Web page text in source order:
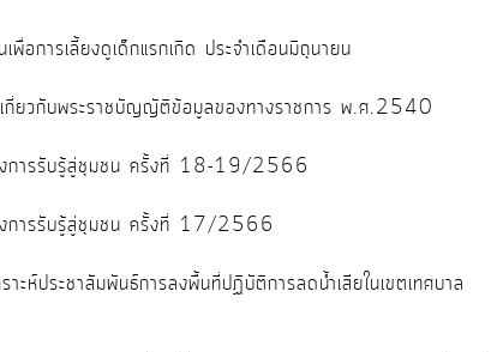
อการเลี้ยงดูเด็กแรกเกิด ประจำเดือนมิถุนายน
เกี่ยวกับพระราชบัญญัติข้อมูลของทางราชการ พ.ศ.2540
างการรับรู้สู่ชุมชน ครั้งที่ 18-19/2566
งการรับรู้สู่ชุมชน ครั้งที่ 17/2566
าะห์ประชาสัมพันธ์การลงพื้นที่ปฏิบัติการลดน้ำเสียในเขตเทศบาล